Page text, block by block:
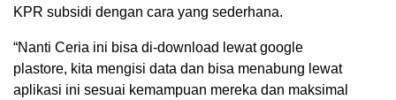
KPR subsidi dengan cara yang sederhana.
“Nanti Ceria ini bisa di-download lewat google
plastore, kita mengisi data dan bisa menabung lewat
aplikasi ini sesuai kemampuan mereka dan maksimal